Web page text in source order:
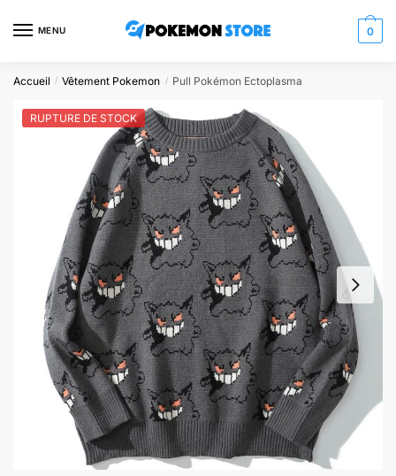
MENU 0
Accueil / Vêtement Pokemon / Pull Pokémon Ectoplasma
RUPTURE DE STOCK